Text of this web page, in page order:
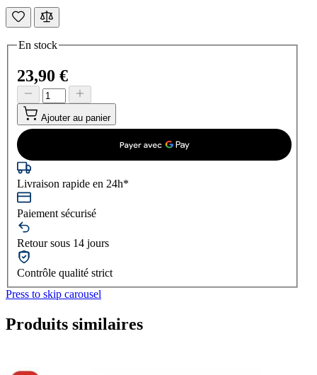
En stock
23,90 €
Ajouter au panier
Livraison rapide en 24h*
Paiement sécurisé
Retour sous 14 jours
Contrôle qualité strict
Press to skip carousel
Produits similaires